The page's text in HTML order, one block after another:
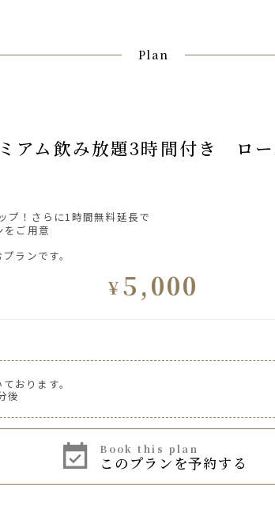
Plan
プ！さらに1時間無料延長で
ご用意
ランです。
¥5,000
おります。
後
book this plan
このプランを予約する